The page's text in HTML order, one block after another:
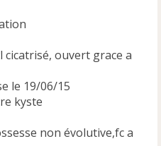
cicatrisé, ouvert grace a
le 19/06/15
kyste
non évolutive,fc a